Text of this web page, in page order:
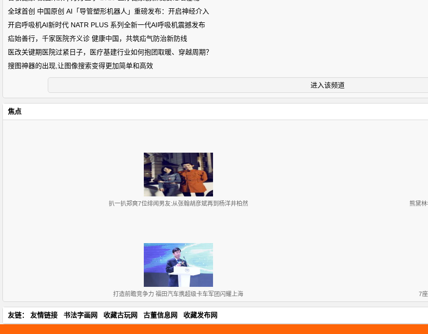
全球首创 中国原创 AI「导管塑形机器人」重磅发布：开启神经介入
开启呼吸机AI新时代 NATR PLUS 系列全新一代AI呼吸机震撼发布
疝始善行，千家医院齐义诊 健康中国，共筑疝气防治新防线
医改关键期医院过紧日子，医疗基建行业如何抱团取暖、穿越周期？
搜图神器的出现,让图像搜索变得更加简单和高效
进入该频道
焦点
扒一扒郑爽7位绯闻男友:从张翰胡彦斌再到杨洋井柏然 熊黛
打造前瞻竞争力 福田汽车携超级卡车军团闪耀上海 7
友链： 友情链接 书法字画网 收藏古玩网 古董信息网 收藏发布网